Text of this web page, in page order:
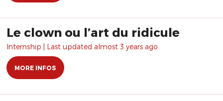
Le clown ou l’art du ridicule
Internship | Last updated almost 3 years ago.
MORE INFOS